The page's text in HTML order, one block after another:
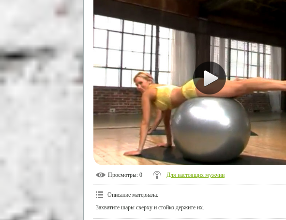
Просмотры: 0 Для настоящих мужчин
Описание материала:
Захватите шары сверху и стойко держите их.